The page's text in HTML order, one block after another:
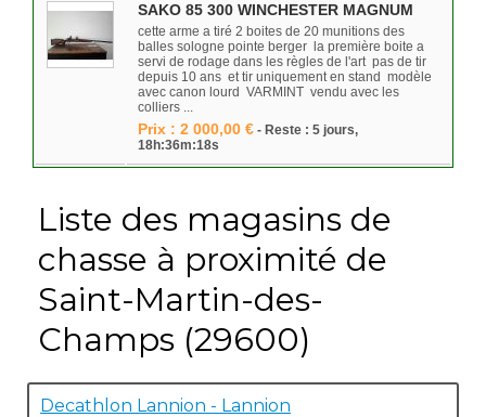
SAKO 85 300 WINCHESTER MAGNUM
cette arme a tiré 2 boites de 20 munitions des
balles sologne pointe berger la première boite a
servi de rodage dans les règles de l'art pas de tir
depuis 10 ans et tir uniquement en stand modèle
avec canon lourd VARMINT vendu avec les
colliers ...
Prix : 2 000,00 € - Reste : 5 jours,
18h:36m:18s
Liste des magasins de
chasse à proximité de
Saint-Martin-des-
Champs (29600)
Decathlon Lannion - Lannion